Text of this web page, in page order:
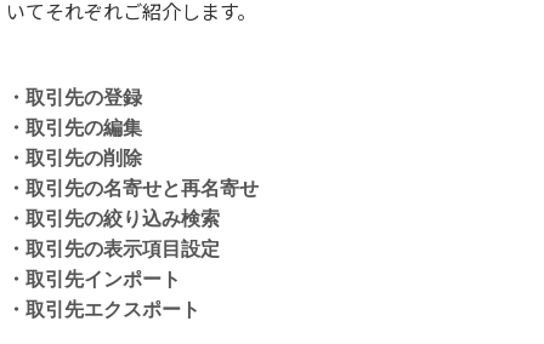
いてそれぞれご紹介します。
・取引先の登録
・取引先の編集
・取引先の削除
・取引先の名寄せと再名寄せ
・取引先の絞り込み検索
・取引先の表示項目設定
・取引先インポート
・取引先エクスポート